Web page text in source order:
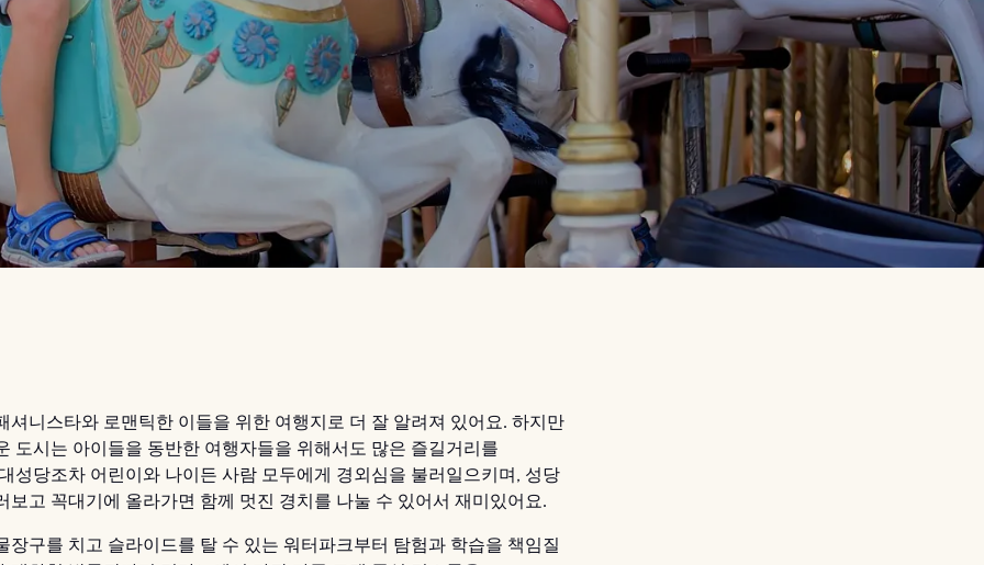
셔니스타와 로맨틱한 이들을 위한 여행지로 더 잘 알려져 있어요. 하지만
도시는 아이들을 동반한 여행자들을 위해서도 많은 즐길거리를
성당조차 어린이와 나이든 사람 모두에게 경외심을 불러일으키며, 성당
보고 꼭대기에 올라가면 함께 멋진 경치를 나눌 수 있어서 재미있어요.
장구를 치고 슬라이드를 탈 수 있는 워터파크부터 탐험과 학습을 책임질